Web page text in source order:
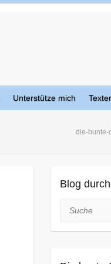
Unterstütze mich
die-bunte-
Blog
Suche